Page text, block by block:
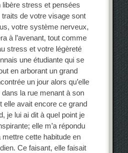
libère stress et pensées
de votre visage sont
votre système nerveux,
à l’avenant, tout comme
stress et votre légèreté
une étudiante qui se
en arborant un grand
un jour alors qu’elle
la rue menant à son
elle avait encore ce grand
je lui ai dit à quel point je
elle m’a répondu
mettre cette habitude en
Ce faisant, elle faisait